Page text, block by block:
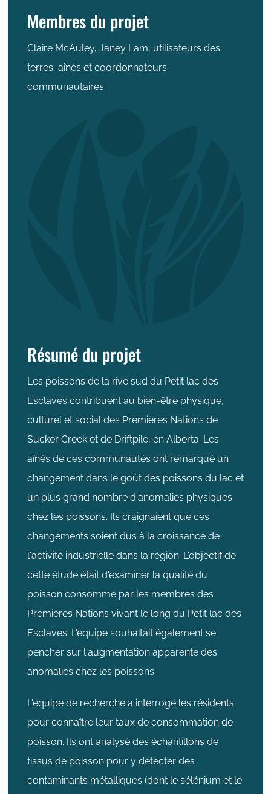
Membres du projet
Claire McAuley, Janey Lam, utilisateurs des
terres, aînés et coordonnateurs
communautaires
Résumé du projet
Les poissons de la rive sud du Petit lac des
Esclaves contribuent au bien-être physique,
culturel et social des Premières Nations de
Sucker Creek et de Driftpile, en Alberta. Les
aînés de ces communautés ont remarqué un
changement dans le goût des poissons du lac et
un plus grand nombre d'anomalies physiques
chez les poissons. Ils craignaient que ces
changements soient dus à la croissance de
l'activité industrielle dans la région. L'objectif de
cette étude était d'examiner la qualité du
poisson consommé par les membres des
Premières Nations vivant le long du Petit lac des
Esclaves. L'équipe souhaitait également se
pencher sur l'augmentation apparente des
anomalies chez les poissons.
L'équipe de recherche a interrogé les résidents
pour connaître leur taux de consommation de
poisson. Ils ont analysé des échantillons de
tissus de poisson pour y détecter des
contaminants métalliques (dont le sélénium et le